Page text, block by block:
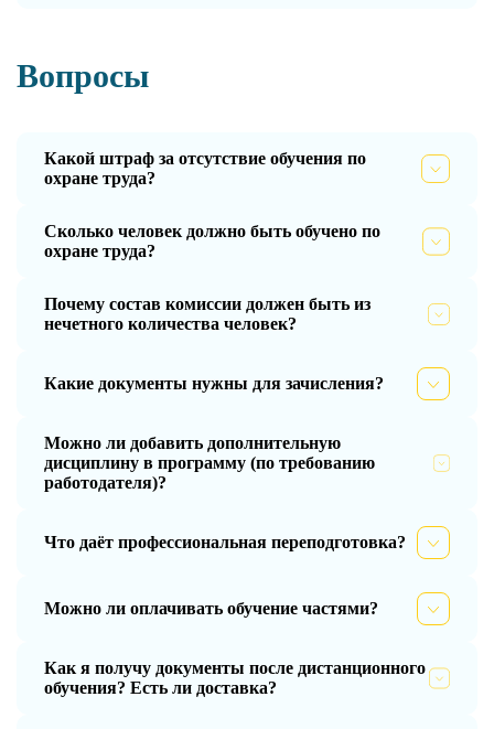
Вопросы
Какой штраф за отсутствие обучения по
охране труда?
Сколько человек должно быть обучено по
охране труда?
Почему состав комиссии должен быть из
нечетного количества человек?
Какие документы нужны для зачисления?
Можно ли добавить дополнительную
дисциплину в программу (по требованию
работодателя)?
Что даёт профессиональная переподготовка?
Можно ли оплачивать обучение частями?
Как я получу документы после дистанционного
обучения? Есть ли доставка?